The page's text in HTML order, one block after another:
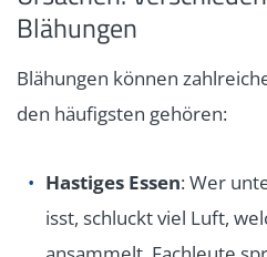
Blähungen
Blähungen können
den häufigsten gehören:
Hastiges Essen: Wer
isst, schluckt viel Luft,